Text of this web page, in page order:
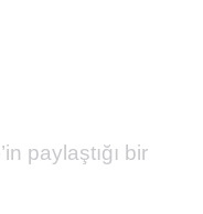
paylaştığı bir